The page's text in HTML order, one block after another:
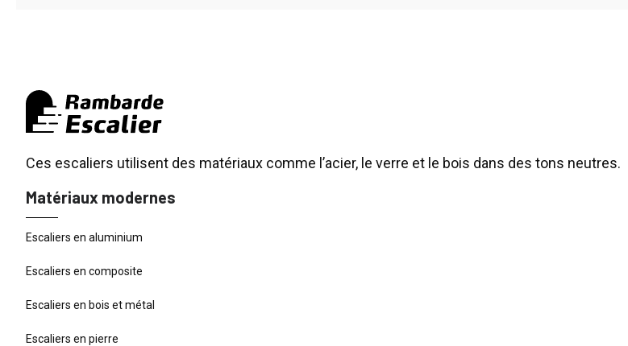
Ces escaliers utilisent des matériaux comme l’acier, le verre et le bois dans des tons neutres.
Matériaux modernes
Escaliers en aluminium
Escaliers en composite
Escaliers en bois et métal
Escaliers en pierre